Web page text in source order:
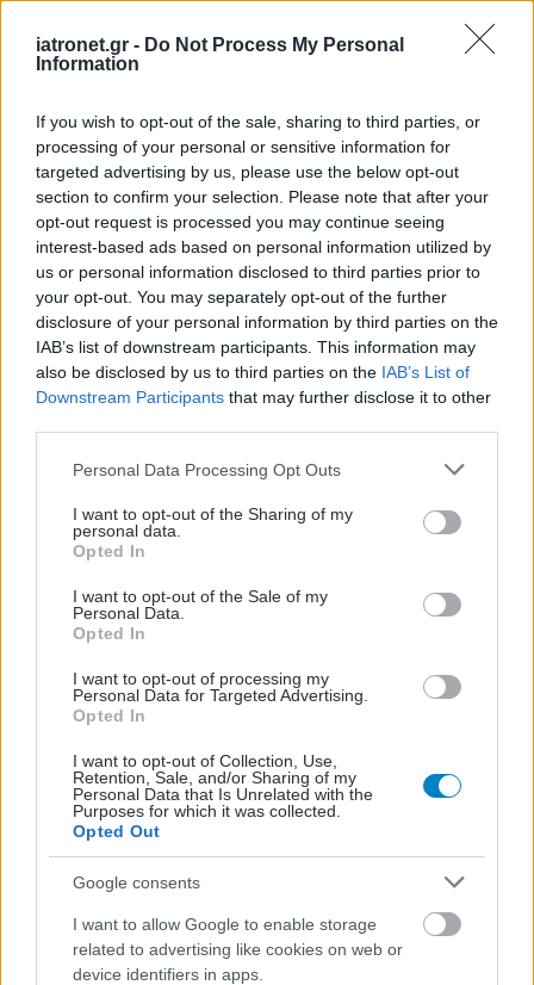
iatronet.gr - Do Not Process My Personal
Information
If you wish to opt-out of the sale, sharing to third parties, or
processing of your personal or sensitive information for
targeted advertising by us, please use the below opt-out
section to confirm your selection. Please note that after your
opt-out request is processed you may continue seeing
interest-based ads based on personal information utilized by
us or personal information disclosed to third parties prior to
your opt-out. You may separately opt-out of the further
disclosure of your personal information by third parties on the
IAB’s list of downstream participants. This information may
also be disclosed by us to third parties on the IAB’s List of
Downstream Participants that may further disclose it to other
Please note that this website/app uses one or more Google
not limited to your visit or usage behaviour. You may click to
grant or deny consent to Google and its third-party tags to
use your data for below specified purposes in below Google
consent section.
Personal Data Processing Opt Outs
I want to opt-out of the Sharing of my
personal data.
Opted In
I want to opt-out of the Sale of my
Personal Data.
Opted In
I want to opt-out of processing my
Personal Data for Targeted Advertising.
Opted In
I want to opt-out of Collection, Use,
Retention, Sale, and/or Sharing of my
Personal Data that Is Unrelated with the
Purposes for which it was collected.
Opted Out
Google consents
I want to allow Google to enable storage
related to advertising like cookies on web or
device identifiers in apps.
φάρμακα mRNA:
οικονομικότερη
περισσότερους ασθενείς
ΔΕΙΤΕ ΕΠΙΣΗΣ